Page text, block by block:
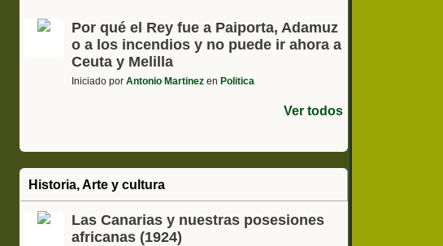
Por qué el Rey fue a Paiporta, Adamuz
o a los incendios y no puede ir ahora a
Ceuta y Melilla
Iniciado porAntonio Martinez en Politica
Ver todos
Historia, Arte y cultura
Las Canarias y nuestras posesiones
africanas (1924)